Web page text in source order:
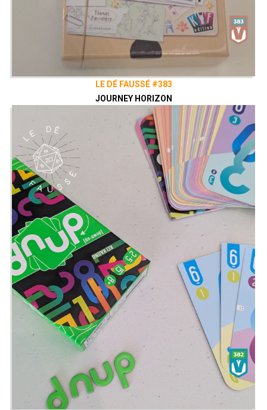
LE DÉ FAUSSÉ #383
JOURNEY HORIZON